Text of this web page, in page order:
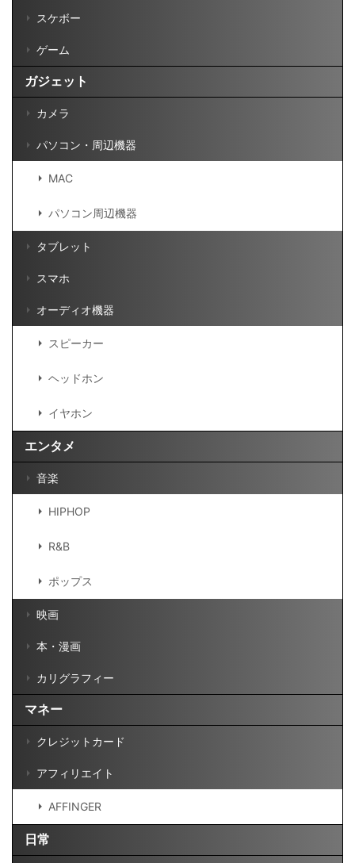
スケボー
ゲーム
ガジェット
カメラ
パソコン・周辺機器
MAC
パソコン周辺機器
タブレット
スマホ
オーディオ機器
スピーカー
ヘッドホン
イヤホン
エンタメ
音楽
HIPHOP
R&B
ポップス
映画
本・漫画
カリグラフィー
マネー
クレジットカード
アフィリエイト
AFFINGER
日常